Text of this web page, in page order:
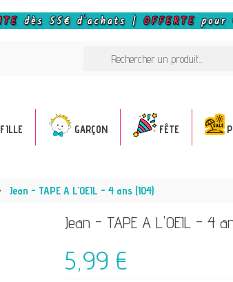
FILLE GARÇON FÊTE
Jean - TAPE A L'OEIL - 4 ans (104)
Jean - TAPE A L'OEIL - 4
5,99 €